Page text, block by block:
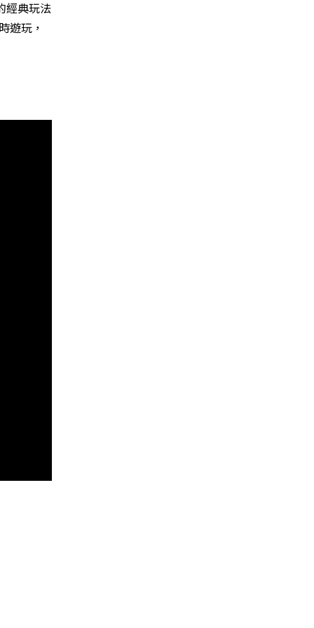
經典玩法
遊玩，